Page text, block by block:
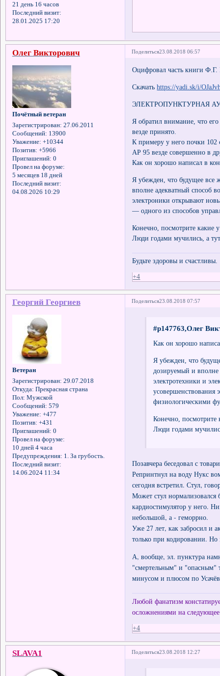
21 день 16 часов
Последний визит:
28.01.2025 17:20
Поделиться23.08.2018 06:57
Олег Викторович
Почётный ветеран
Зарегистрирован: 27.06.2011
Сообщений: 13900
Уважение: +10344
Позитив: +5966
Приглашений: 0
Провел на форуме:
5 месяцев 18 дней
Последний визит:
04.08.2026 10:29
Оцифровал часть книги Ф.Г.
Скачатьhttps://yadi.sk/i/
ЭЛЕКТРОПУНКТУРНАЯ
Я обратил внимание, что
везде принято.
К примеру у него почки 102
АР 95 везде совершенно в
Как он хорошо написал в
Я убежден, что будущее все
вполне адекватный способ
электроники открывают
— одного из способов
Конечно, посмотрите какие
Люди годами мучились, а
Будьте здоровы и счастливы.
+4
Поделиться23.08.2018 07:57
Георгий Георгиев
Ветеран
Зарегистрирован: 29.07.2018
Откуда: Прекрасная страна
Пол: Мужской
Сообщений: 579
Уважение: +477
Позитив: +431
Приглашений: 0
Провел на форуме:
10 дней 4 часа
Предупреждения: 1. За грубость.
Последний визит:
14.06.2024 11:34
#p147763,Олег
Как он хорошо
Я убежден, что
дозируемый и
электротехники и
усовершенствования
физиологическими
Конечно, посмотрите
Люди годами
Позавчера беседовал с
Репринтнул на воду Нукс
сегодня встретил. Стул,
Может стул нормализовался
кардиостимулятор у него.
небольшой, а - геморрно.
Уже 27 лет, как забросил и
только при кодировании.
А, вообще, эл. пунктура
"смертельным" и "опасным"
минусом и плюсом по
Любой фанатизм
осложнениями на
+4
Поделиться23.08.2018 12:27
SLAVA1